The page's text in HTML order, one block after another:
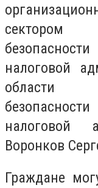
сектором
налоговой
области
налоговой
Воронков
Граждане